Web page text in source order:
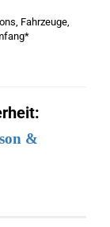
Fahrzeuge,
&